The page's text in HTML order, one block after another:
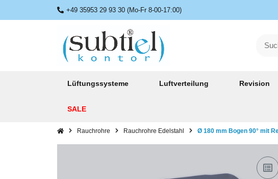
+49 35953 29 93 30 (Mo-Fr 8-00-17:00)
Lüftungssysteme Luftverteilung Revision
SALE
Rauchrohre Rauchrohre Edelstahl Ø 180 mm Bogen 90° mit